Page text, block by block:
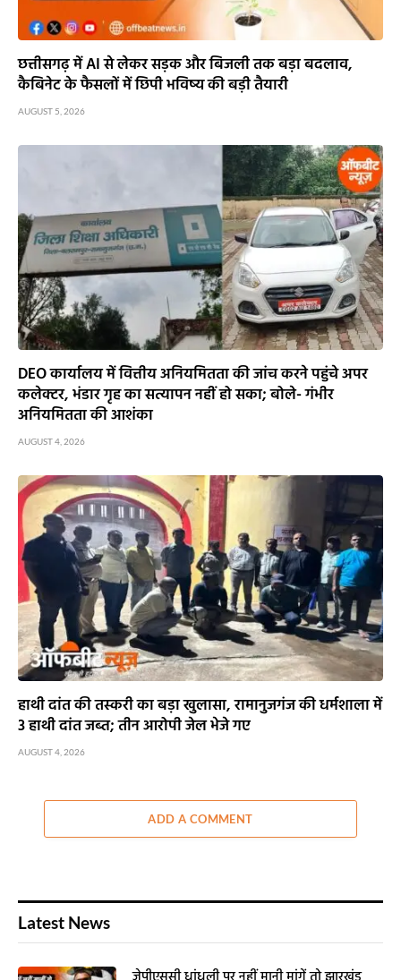
छत्तीसगढ़ में AI से लेकर सड़क और बिजली तक बड़ा बदलाव,
कैबिनेट के फैसलों में छिपी भविष्य की बड़ी तैयारी
AUGUST 5, 2026
DEO कार्यालय में वित्तीय अनियमितता की जांच करने पहुंचे अपर
कलेक्टर, भंडार गृह का सत्यापन नहीं हो सका; बोले- गंभीर
अनियमितता की आशंका
AUGUST 4, 2026
हाथी दांत की तस्करी का बड़ा खुलासा, रामानुजगंज की धर्मशाला में
3 हाथी दांत जब्त; तीन आरोपी जेल भेजे गए
AUGUST 4, 2026
ADD A COMMENT
Latest News